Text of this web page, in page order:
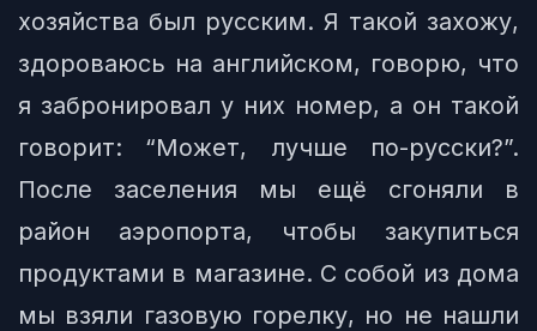
хозяйства был русским. Я такой захожу,
здороваюсь на английском, говорю, что
я забронировал у них номер, а он такой
говорит: “Может, лучше по-русски?”.
После заселения мы ещё сгоняли в
район аэропорта, чтобы закупиться
продуктами в магазине. С собой из дома
мы взяли газовую горелку, но не нашли